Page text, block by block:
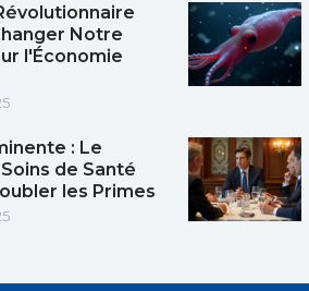
Notre
l'Économie
: Le
de Santé
les Primes